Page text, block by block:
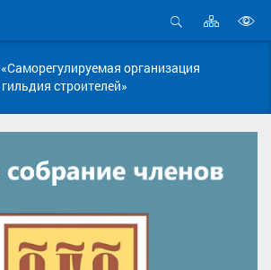
Открыть
Карта
сайта
организация
строителей»